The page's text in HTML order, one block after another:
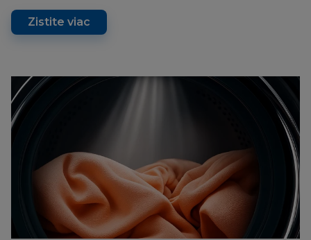
Zistite viac